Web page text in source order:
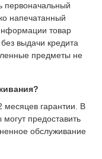
напечатанный
товар
выдачи кредита
предметы не
месяцев гарантии. В
предоставить
обслуживание